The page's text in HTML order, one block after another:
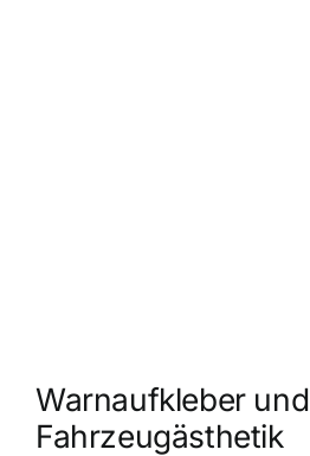
Warnaufkleber und
Fahrzeugästhetik